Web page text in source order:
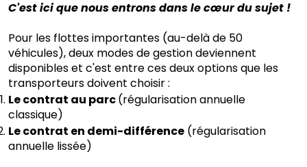
C'est ici que nous entrons dans le cœur du sujet !
Pour les flottes importantes (au-delà de 50
véhicules), deux modes de gestion deviennent
disponibles et c'est entre ces deux options que les
transporteurs doivent choisir :
Le contrat au parc(régularisation annuelle
classique)
Le contrat en demi-différence(régularisation
annuelle lissée)